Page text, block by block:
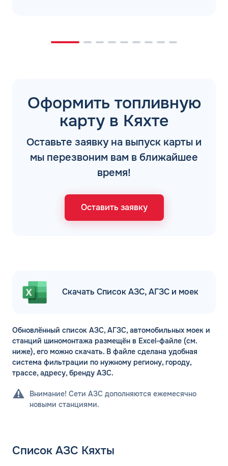
Оформить топливную
карту в Кяхте
Оставьте заявку на выпуск карты и
мы перезвоним вам в ближайшее
время!
Оставить заявку
Скачать Список АЗС, АГЗС и моек
Обновлённый список АЗС, АГЗС, автомобильных моек и
станций шиномонтажа размещён в Excel-файле (см.
ниже), его можно скачать. В файле сделана удобная
система фильтрации по нужному региону, городу,
трассе, адресу, бренду АЗС.
Внимание! Сети АЗС дополняются ежемесячно
новыми станциями.
Список АЗС Кяхты